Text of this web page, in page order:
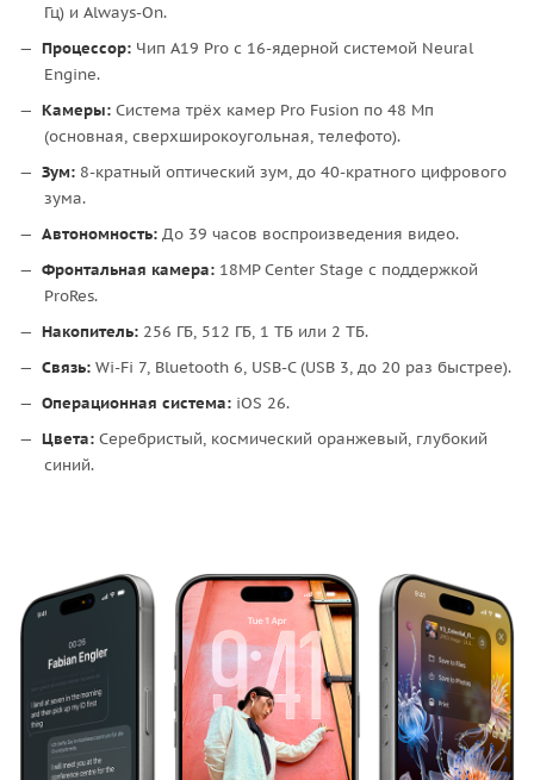
Гц) и Always-On.
Процессор: Чип A19 Pro с 16-ядерной системой Neural
Engine.
Камеры: Система трёх камер Pro Fusion по 48 Мп
(основная, сверхширокоугольная, телефото).
Зум: 8-кратный оптический зум, до 40-кратного цифрового
зума.
Автономность: До 39 часов воспроизведения видео.
Фронтальная камера: 18MP Center Stage с поддержкой
ProRes.
Накопитель: 256 ГБ, 512 ГБ, 1 ТБ или 2 ТБ.
Связь: Wi-Fi 7, Bluetooth 6, USB-C (USB 3, до 20 раз быстрее).
Операционная система: iOS 26.
Цвета: Серебристый, космический оранжевый, глубокий
синий.